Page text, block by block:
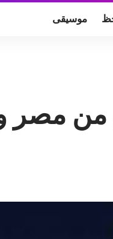
موسيقى
من مصر